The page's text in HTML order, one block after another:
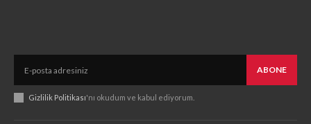
ABONE
Gizlilik Politikası'nı okudum ve kabul ediyorum.